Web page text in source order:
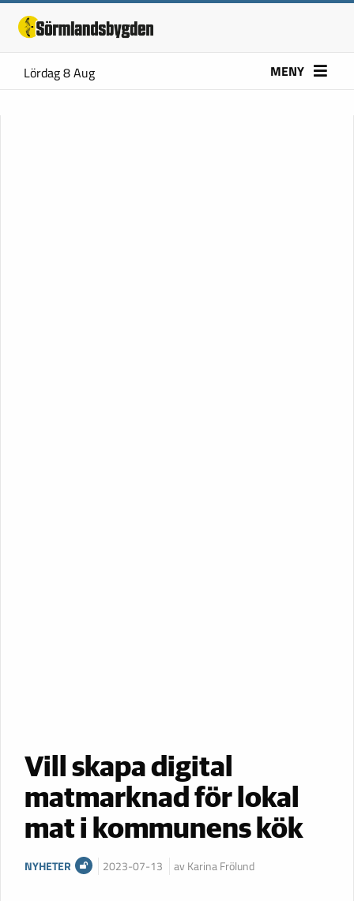
Lördag 8 Aug MENY
Vill skapa digital
matmarknad för lokal
mat i kommunens kök
NYHETER 2023-07-13 av Karina Frölund